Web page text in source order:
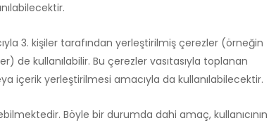
3. kişiler tarafından yerleştirilmiş çerezler (örneğin
de kullanılabilir. Bu çerezler vasıtasıyla toplanan
içerik yerleştirilmesi amacıyla da kullanılabilecektir.
Böyle bir durumda dahi amaç, kullanıcının